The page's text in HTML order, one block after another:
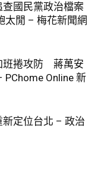
國民黨政治檔案
太閒 – 梅花新聞網
班捲攻防 蔣萬安
Online 新
定位台北 – 政治